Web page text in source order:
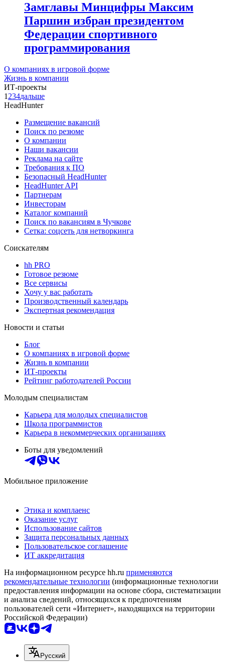
Замглавы Минцифры Максим
Паршин избран президентом
Федерации спортивного
программирования
О компаниях в игровой форме
Жизнь в компании
ИТ-проекты
1 234дальше
HeadHunter
Размещение вакансий
Поиск по резюме
О компании
Наши вакансии
Реклама на сайте
Требования к ПО
Безопасный HeadHunter
HeadHunter API
Партнерам
Инвесторам
Каталог компаний
Поиск по вакансиям в Чучкове
Сетка: соцсеть для нетворкинга
Соискателям
hh PRO
Готовое резюме
Все сервисы
Хочу у вас работать
Производственный календарь
Экспертная рекомендация
Новости и статьи
Блог
О компаниях в игровой форме
Жизнь в компании
ИТ-проекты
Рейтинг работодателей России
Молодым специалистам
Карьера для молодых специалистов
Школа программистов
Карьера в некоммерческих организациях
Боты для уведомлений
Мобильное приложение
Этика и комплаенс
Оказание услуг
Использование сайтов
Защита персональных данных
Пользовательское соглашение
ИТ аккредитация
На информационном ресурсе hh.ru применяются
рекомендательные технологии (информационные технологии
предоставления информации на основе сбора, систематизации
и анализа сведений, относящихся к предпочтениям
пользователей сети «Интернет», находящихся на территории
Российской Федерации)
Русский